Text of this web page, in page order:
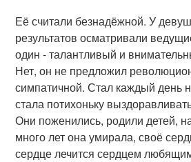
Её считали безнадёжной. У
результатов осматривали
один - талантливый и
Нет, он не предложил
симпатичной. Стал каждый день
стала потихоньку
Они поженились, родили детей,
много лет она умирала, своё
сердце лечится сердцем